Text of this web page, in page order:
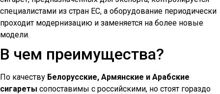
специалистами из стран ЕС, а оборудование периодически
проходит модернизацию и заменяется на более новые
модели.
В чем преимущества?
По качеству Белорусские, Армянские и Арабские
сигареты сопоставимы с российскими, но стоят гораздо